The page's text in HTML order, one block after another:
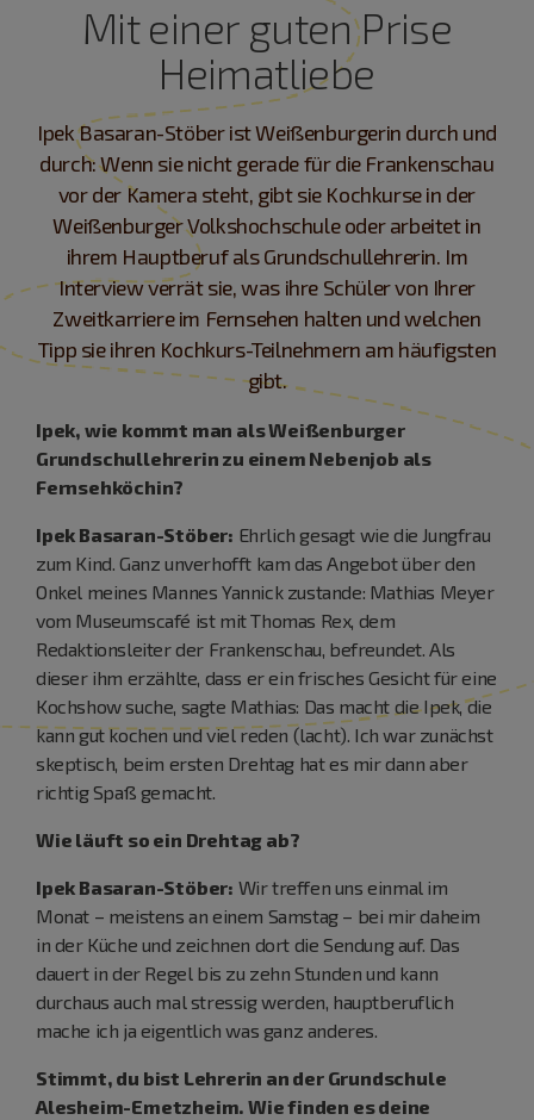
Mit einer guten Prise
Heimatliebe
Ipek Basaran-Stöber ist Weißenburgerin durch und
durch: Wenn sie nicht gerade für die Frankenschau
vor der Kamera steht, gibt sie Kochkurse in der
Weißenburger Volkshochschule oder arbeitet in
ihrem Hauptberuf als Grundschullehrerin. Im
Interview verrät sie, was ihre Schüler von Ihrer
Zweitkarriere im Fernsehen halten und welchen
Tipp sie ihren Kochkurs-Teilnehmern am häufigsten
gibt.
Ipek, wie kommt man als Weißenburger
Grundschullehrerin zu einem Nebenjob als
Fernsehköchin?
Ipek Basaran-Stöber: Ehrlich gesagt wie die Jungfrau
zum Kind. Ganz unverhofft kam das Angebot über den
Onkel meines Mannes Yannick zustande: Mathias Meyer
vom Museumscafé ist mit Thomas Rex, dem
Redaktionsleiter der Frankenschau, befreundet. Als
dieser ihm erzählte, dass er ein frisches Gesicht für eine
Kochshow suche, sagte Mathias: Das macht die Ipek, die
kann gut kochen und viel reden (lacht). Ich war zunächst
skeptisch, beim ersten Drehtag hat es mir dann aber
richtig Spaß gemacht.
Wie läuft so ein Drehtag ab?
Ipek Basaran-Stöber: Wir treffen uns einmal im
Monat – meistens an einem Samstag – bei mir daheim
in der Küche und zeichnen dort die Sendung auf. Das
dauert in der Regel bis zu zehn Stunden und kann
durchaus auch mal stressig werden, hauptberuflich
mache ich ja eigentlich was ganz anderes.
Stimmt, du bist Lehrerin an der Grundschule
Alesheim-Emetzheim. Wie finden es deine